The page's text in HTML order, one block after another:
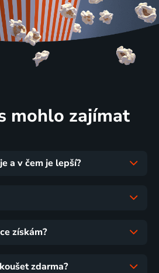
mohlo zajímat
a v čem je lepší?
získám?
zdarma?